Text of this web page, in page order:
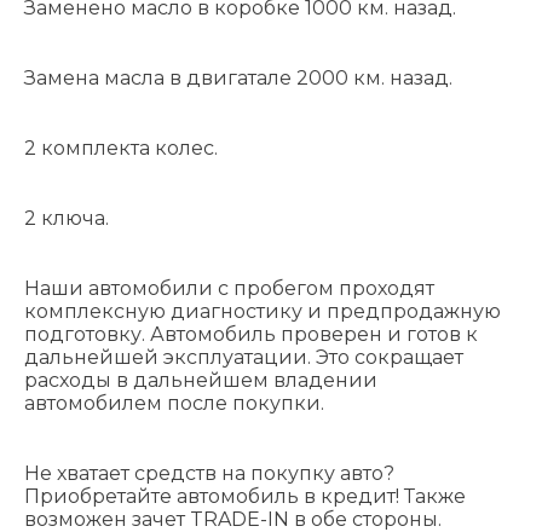
Заменено масло в коробке 1000 км. назад.
Замена масла в двигатале 2000 км. назад.
2 комплекта колес.
2 ключа.
Наши автомобили с пробегом проходят
комплексную диагностику и предпродажную
подготовку. Автомобиль проверен и готов к
дальнейшей эксплуатации. Это сокращает
расходы в дальнейшем владении
автомобилем после покупки.
Не хватает средств на покупку авто?
Приобретайте автомобиль в кредит! Также
возможен зачет TRADE-IN в обе стороны.